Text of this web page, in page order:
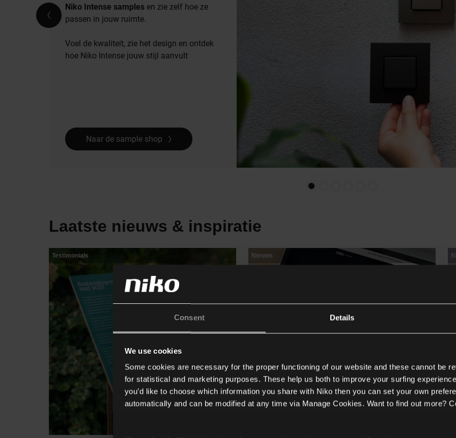
Consent Details
We use cookies
Some cookies are necessary for the proper functioning of our website and these cannot be
for statistical and marketing purposes. These help us both to improve your surfing
you’d like to choose which information you share with Niko then you can set your own
automatically and can be modified at any time via Manage Cookies. Want to find out more?
Niko Intense samples en zie zelf hoe ze
passen in jouw ruimte.
Voel de kwaliteit, zie het design en ontdek
hoe Niko Intense jouw stijl aanvult
Naar de sample shop
Laatste nieuws & inspiratie
Testimonials Nieuws